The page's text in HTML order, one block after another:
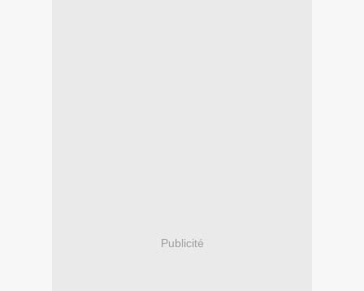
Publicité